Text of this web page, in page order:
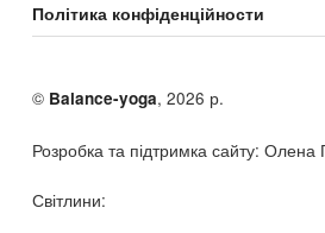
Політика конфіденційности
© Balance-yoga, 2026 р.
Розробка та підтримка сайту: Олена
Світлини: